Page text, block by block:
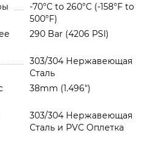
-70°C to 260°C (-158°F to
500°F)
290 Bar (4206 PSI)
303/304 Нержавеющая
Сталь
38mm (1.496")
303/304 Нержавеющая
Сталь и PVC Oплетка